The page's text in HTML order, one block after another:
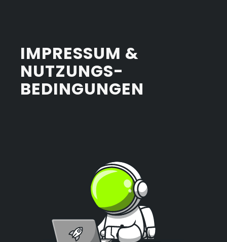
IMPRESSUM &
NUTZUNGS­­­
BEDINGUN­GEN